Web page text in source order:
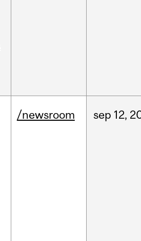
/newsroom sep 12,